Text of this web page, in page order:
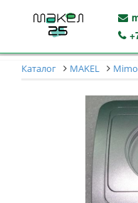
Каталог MAKEL